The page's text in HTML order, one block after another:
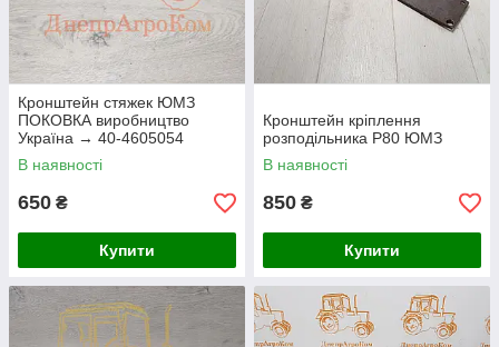
Кронштейн стяжек ЮМЗ
ПОКОВКА виробництво
Україна → 40-4605054
В наявності
650 ₴
Купити
Кронштейн кріплення
розподільника Р80 ЮМЗ
В наявності
850 ₴
Купити